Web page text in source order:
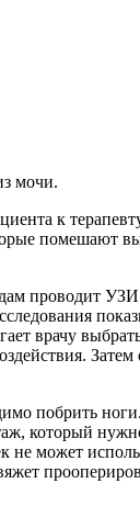
мочи.
к
помешают
проводит
врачу
Затем
побрить
который
не может